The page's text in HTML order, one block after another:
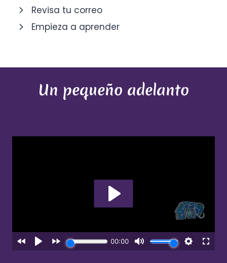
Revisa tu correo
Empieza a aprender
Un pequeño adelanto